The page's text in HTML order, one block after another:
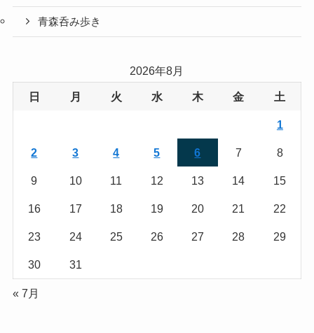
青森呑み歩き
2026年8月
日 月 火 水 木 金 土
1
2 3 4 5 6 7 8
9 10 11 12 13 14 15
16 17 18 19 20 21 22
23 24 25 26 27 28 29
30 31
« 7月